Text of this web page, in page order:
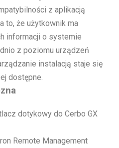
z aplikacją
to, że użytkownik ma
informacji o systemie
z poziomu urządzeń
instalacją staje się
dostępne.
dotykowy do Cerbo GX
Remote Management